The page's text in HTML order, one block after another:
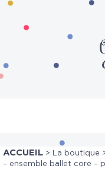
ACCUEIL > La boutique
– ensemble ballet core –